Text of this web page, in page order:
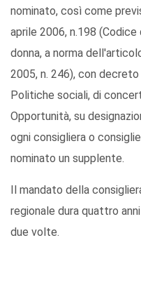
nominato, così come
aprile 2006, n.198
donna, a norma
2005, n. 246), con
Politiche sociali, di
Opportunità, su
ogni consigliera o
nominato un supplente.
Il mandato della
regionale dura quattro
due volte.